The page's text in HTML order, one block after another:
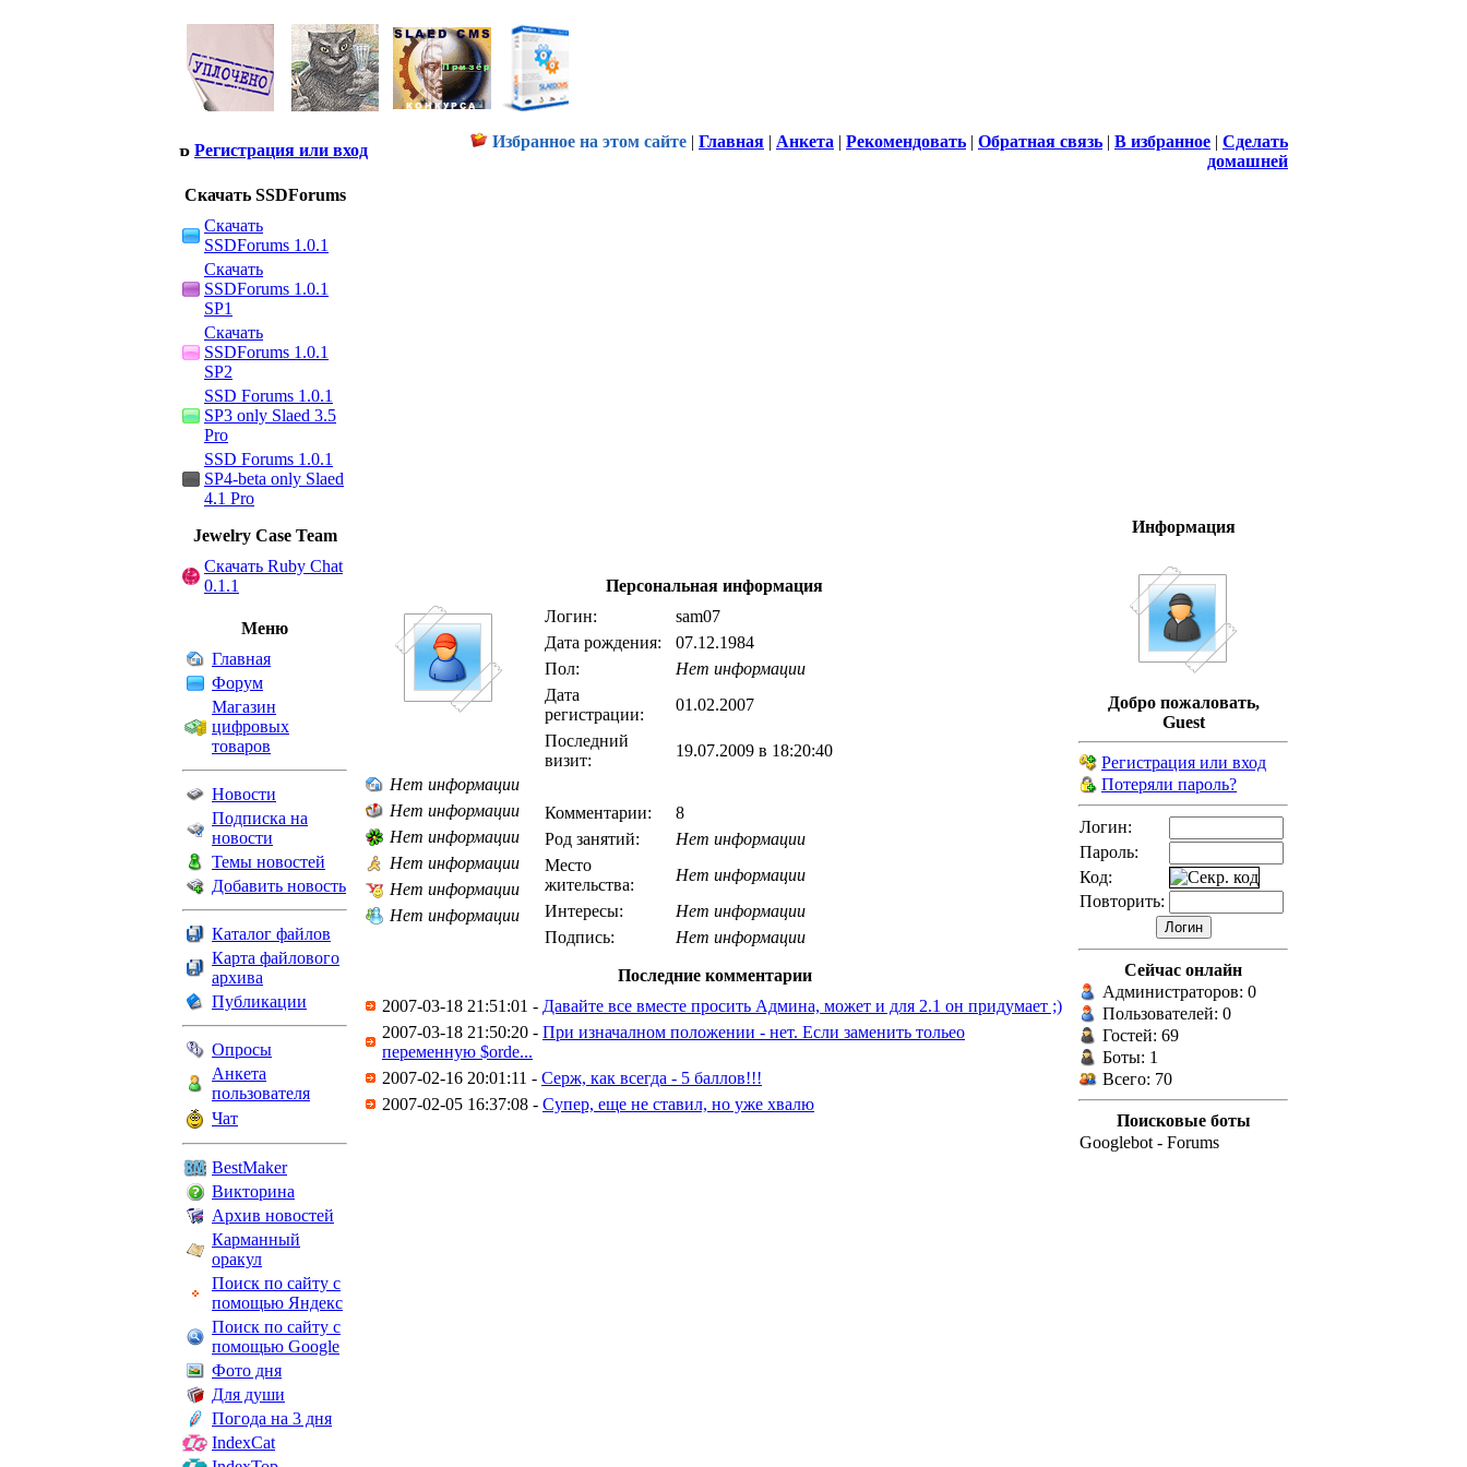
Регистрация или вход Избранное на этом сайте | Главная | Анкета | Рекомендовать | Обратная связь | В избранное | Сделать
домашней
Скачать SSDForums
Скачать
SSDForums 1.0.1
Скачать
SSDForums 1.0.1
SP1
Скачать
SSDForums 1.0.1
SP2
SSD Forums 1.0.1
SP3 only Slaed 3.5
Pro
SSD Forums 1.0.1
SP4-beta only Slaed
4.1 Pro
Jewelry Сase Team
Скачать Ruby Chat
0.1.1
Меню
Главная
Форум
Магазин
цифровых
товаров
Новости
Подписка на
новости
Темы новостей
Добавить новость
Каталог файлов
Карта файлового
архива
Публикации
Опросы
Анкета
пользователя
Чат
BestMaker
Викторина
Архив новостей
Карманный
оракул
Поиск по сайту с
помощью Яндекс
Поиск по сайту с
помощью Google
Фото дня
Для души
Погода на 3 дня
IndexCat
Персональная информация
Логин:
sam07
Дата рождения:
07.12.1984
Пол:
Нет информации
Дата
регистрации:
01.02.2007
Последний
визит:
19.07.2009 в 18:20:40
Комментарии:
8
Род занятий:
Нет информации
Место
жительства:
Нет информации
Интересы:
Нет информации
Подпись:
Нет информации
Нет информации
Нет информации
Нет информации
Нет информации
Нет информации
Нет информации
Последние комментарии
2007-03-18 21:51:01 - Давайте все вместе просить Админа, может и для 2.1 он придумает ;)
2007-03-18 21:50:20 - При изначалном положении - нет. Если заменить тольео
переменную $orde...
2007-02-16 20:01:11 - Серж, как всегда - 5 баллов!!!
2007-02-05 16:37:08 - Супер, еще не ставил, но уже хвалю
Информация
Добро пожаловать,
Guest
Регистрация или вход
Потеряли пароль?
Логин:
Пароль:
Код:
Повторить:
Сейчас онлайн
Администраторов: 0
Пользователей: 0
Гостей: 69
Боты: 1
Всего: 70
Поисковые боты
Googlebot - Forums